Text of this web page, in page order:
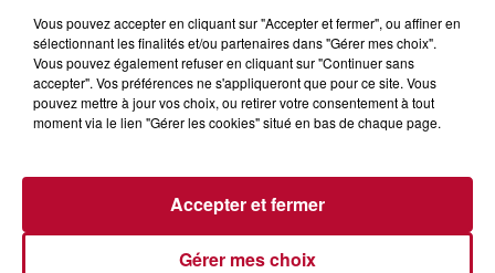
sa vie, ses projets. 2nd vidéo de la spéciale "Les
Mystères de l'amour". Si vous aimez ce podcast Likez,
partagez, et abonnez-vous Nos Réseaux : Site :
http://bit.ly/2Zepr3Y Facebook : http://bit.ly/2ZljaDs
Insta : http://bit.ly/38b0N92 Twitter :
appli, enceintes Alexa, Google Home, Fm, ou Dab+
rendez-vous sur : http://bit.ly/2OUVy5V Retrouvez
également Carré Vip en vidéo sur notre chaine
youtube https://youtu.be/-rBwvuxTIg8
Vous pouvez accepter en cliquant sur "Accepter et fermer", ou affiner en
sélectionnant les finalités et/ou partenaires dans "Gérer mes choix".
Vous pouvez également refuser en cliquant sur "Continuer sans
accepter". Vos préférences ne s'appliqueront que pour ce site. Vous
pouvez mettre à jour vos choix, ou retirer votre consentement à tout
moment via le lien "Gérer les cookies" situé en bas de chaque page.
Gérer mes choix
Accepter et fermer